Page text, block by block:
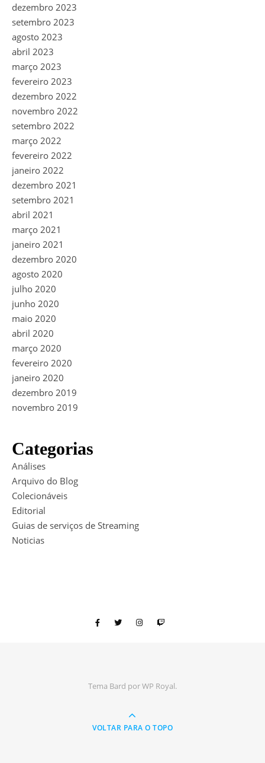
dezembro 2023
setembro 2023
agosto 2023
abril 2023
março 2023
fevereiro 2023
dezembro 2022
novembro 2022
setembro 2022
março 2022
fevereiro 2022
janeiro 2022
dezembro 2021
setembro 2021
abril 2021
março 2021
janeiro 2021
dezembro 2020
agosto 2020
julho 2020
junho 2020
maio 2020
abril 2020
março 2020
fevereiro 2020
janeiro 2020
dezembro 2019
novembro 2019
Categorias
Análises
Arquivo do Blog
Colecionáveis
Editorial
Guias de serviços de Streaming
Noticias
Tema Bard porWP Royal.
VOLTAR PARA O TOPO